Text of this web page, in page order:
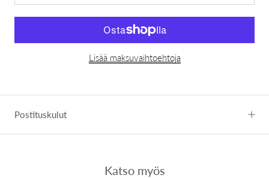
Lisää maksuvaihtoehtoja
Postituskulut
Katso myös